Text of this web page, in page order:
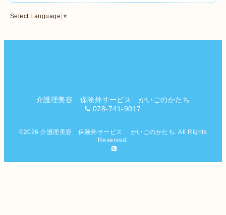
Select Language ▼
介護理美容 保険外サービス かいごのかたち
078-741-9017
©2026介護理美容 保険外サービス かいごのかたち . All Rights
Reserved.